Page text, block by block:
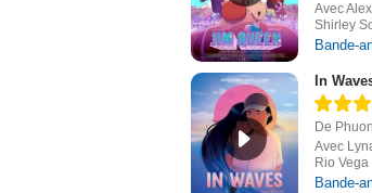
Avec
Shirley
Bande-
In
De
Avec
Rio Vega
Bande-